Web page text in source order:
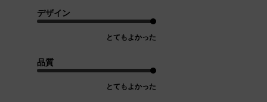
デザイン
とてもよかった
品質
とてもよかった